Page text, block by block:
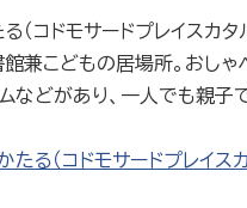
（コドモサードプレイスカタル
兼こどもの居場所。おし
などがあり、一人でも親
たる（コドモサードプレイスカ